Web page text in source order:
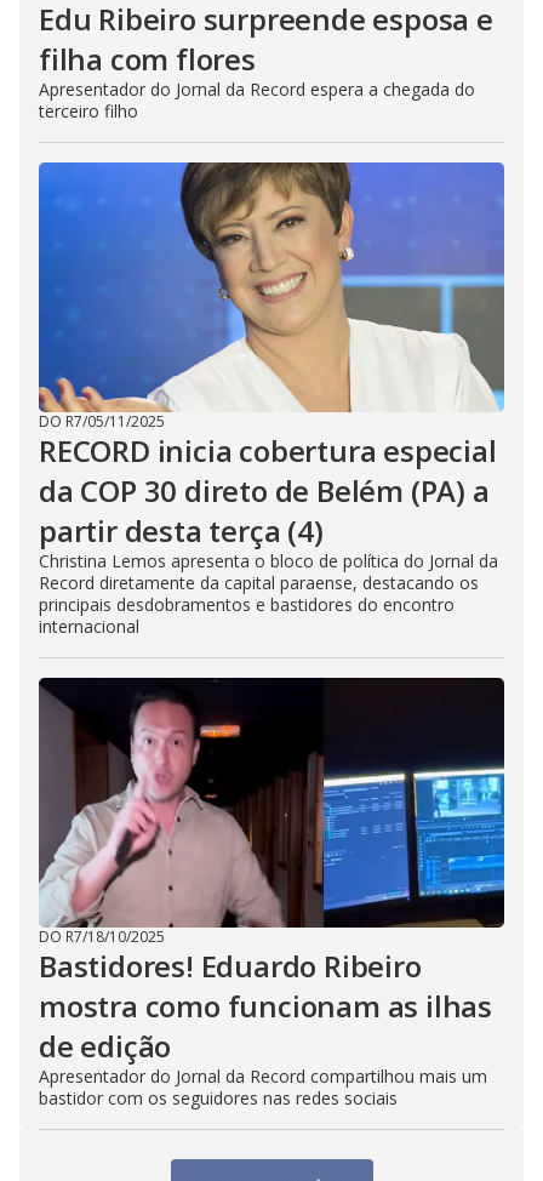
Edu Ribeiro surpreende esposa e
filha com flores
Apresentador do Jornal da Record espera a chegada do
terceiro filho
DO R7/05/11/2025
RECORD inicia cobertura especial
da COP 30 direto de Belém (PA) a
partir desta terça (4)
Christina Lemos apresenta o bloco de política do Jornal da
Record diretamente da capital paraense, destacando os
principais desdobramentos e bastidores do encontro
internacional
DO R7/18/10/2025
Bastidores! Eduardo Ribeiro
mostra como funcionam as ilhas
de edição
Apresentador do Jornal da Record compartilhou mais um
bastidor com os seguidores nas redes sociais